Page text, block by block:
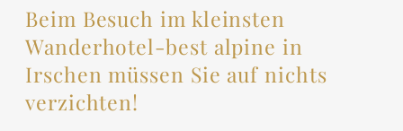
Beim Besuch im kleinsten
Wanderhotel-best alpine in
Irschen müssen Sie auf nichts
verzichten!